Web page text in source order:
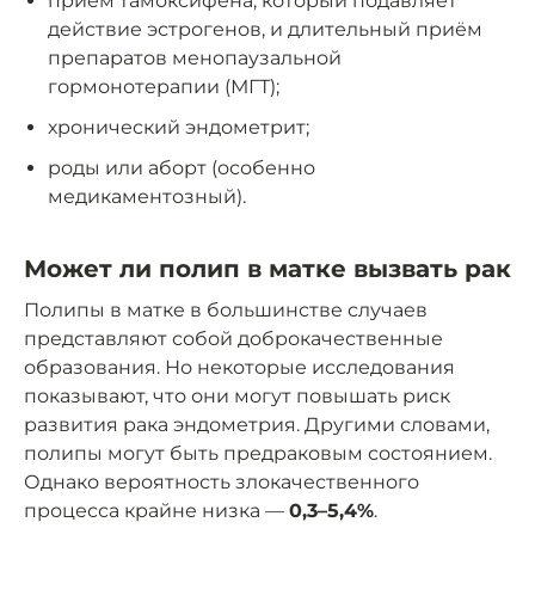
действие эстрогенов, и длительный приём
препаратов менопаузальной
гормонотерапии (МГТ);
хронический эндометрит;
роды или аборт (особенно
медикаментозный).
Может ли полип в матке вызвать рак
Полипы в матке в большинстве случаев
представляют собой доброкачественные
образования. Но некоторые исследования
показывают, что они могут повышать риск
развития рака эндометрия. Другими словами,
полипы могут быть предраковым состоянием.
Однако вероятность злокачественного
процесса крайне низка — 0,3–5,4%.